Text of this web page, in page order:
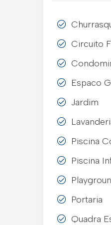
Circuito
Espaco
Jardim
Piscina
Piscina
Portaria
Quadra